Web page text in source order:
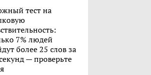
тест на
7% людей
более 25 слов за
— проверьте